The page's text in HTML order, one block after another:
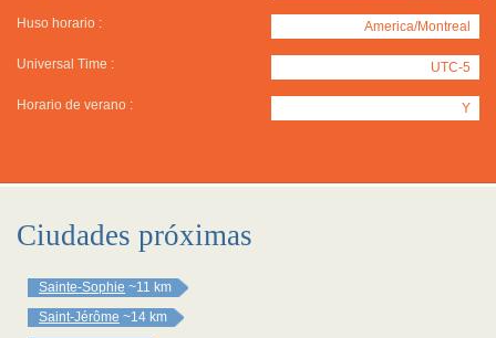
Huso horario : America/Montreal
Universal Time : UTC-5
Horario de verano : Y
Ciudades próximas
Sainte-Sophie ~11 km
Saint-Jérôme ~14 km